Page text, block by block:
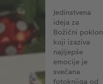
Jedinstvena
ideja za
Božićni poklon
koji izaziva
najljepše
emocije je
svečana
fotoknjiga od